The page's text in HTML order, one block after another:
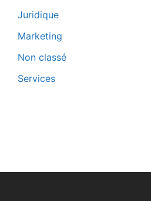
Juridique
Marketing
Non classé
Services